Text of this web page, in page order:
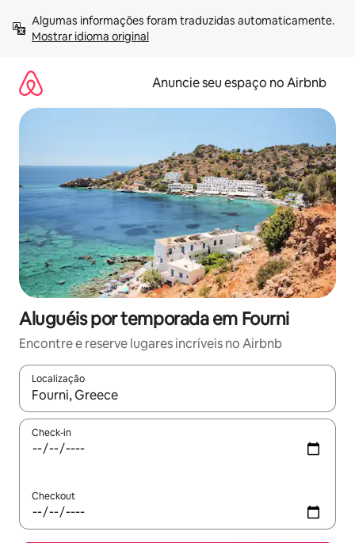
para
Mostrar idioma original
Anuncie seu espaço no Airbnb
Aluguéis por temporada em Fourni
Encontre e reserve lugares incríveis no Airbnb
Localização
Quando os resultados estiverem disponíveis, explore-os
Check-in
Checkout